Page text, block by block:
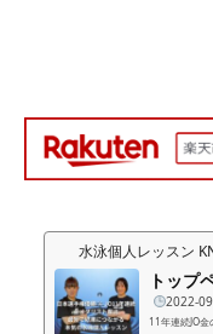
水泳個人レッスン
トップ
2022-
11年連続JO